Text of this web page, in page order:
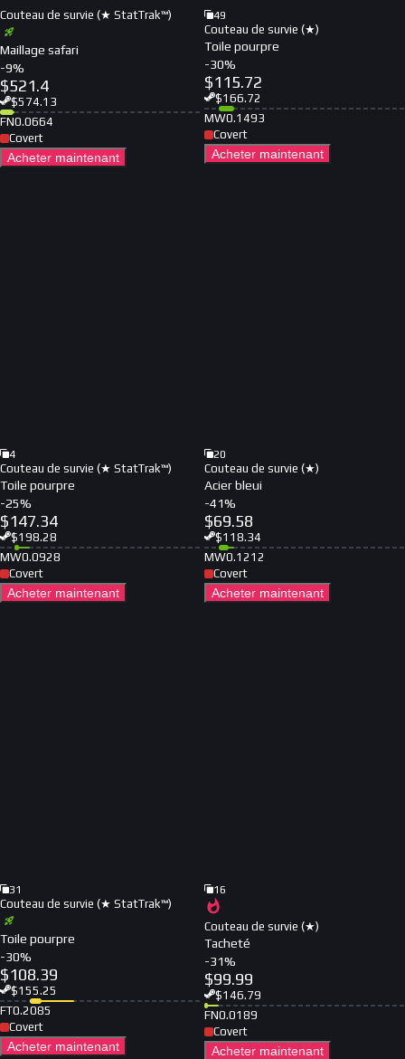
Couteau de survie (★ StatTrak™)
Maillage safari
-9%
$521.4
$574.13
FN0.0664
Covert
Acheter maintenant
49
Couteau de survie (★)
Toile pourpre
-30%
$115.72
$166.72
MW0.1493
Covert
Acheter maintenant
4
Couteau de survie (★ StatTrak™)
Toile pourpre
-25%
$147.34
$198.28
MW0.0928
Covert
Acheter maintenant
20
Couteau de survie (★)
Acier bleui
-41%
$69.58
$118.34
MW0.1212
Covert
Acheter maintenant
31
Couteau de survie (★ StatTrak™)
Toile pourpre
-30%
$108.39
$155.25
FT0.2085
Covert
Acheter maintenant
16
Couteau de survie (★)
Tacheté
-31%
$99.99
$146.79
FN0.0189
Covert
Acheter maintenant